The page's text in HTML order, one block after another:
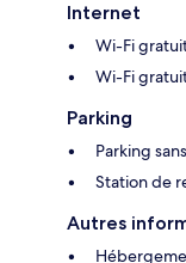
Internet
Wi-Fi
Wi-Fi
Parking
Parking
Station de
Autres